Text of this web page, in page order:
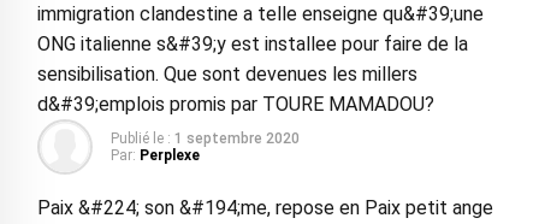
immigration clandestine a telle enseigne qu&#39;une
ONG italienne s&#39;y est installee pour faire de la
sensibilisation. Que sont devenues les millers
d&#39;emplois promis par TOURE MAMADOU?
Publié le : 1 septembre 2020
Par: Perplexe
Paix &#224; son &#194;me, repose en Paix petit ange